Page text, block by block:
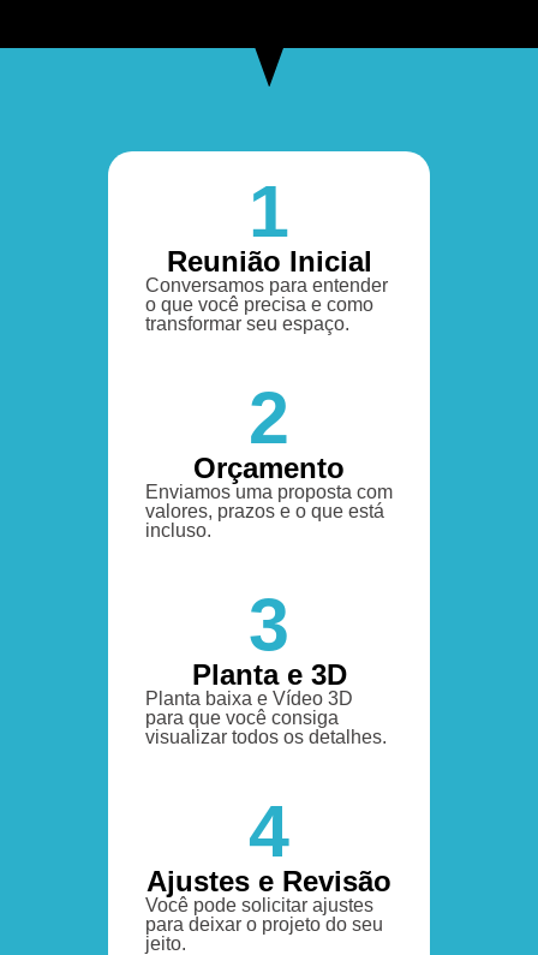
1
Reunião Inicial
Conversamos para entender
o que você precisa e como
transformar seu espaço.
2
Orçamento
Enviamos uma proposta com
valores, prazos e o que está
incluso.
3
Planta e 3D
Planta baixa e Vídeo 3D
para que você consiga
visualizar todos os detalhes.
4
Ajustes e Revisão
Você pode solicitar ajustes
para deixar o projeto do seu
jeito.